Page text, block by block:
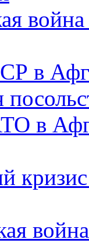
в
в